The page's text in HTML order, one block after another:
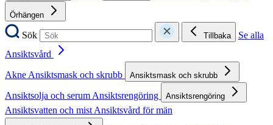
Örhängen
Sök Tillbaka
Se alla
Ansiktsvård
AkneAnsiktsmask och skrubb Ansiktsmask och skrubb
Ansiktsolja och serumAnsiktsrengöring Ansiktsrengöring
Ansiktsvatten och mistAnsiktsvård för män